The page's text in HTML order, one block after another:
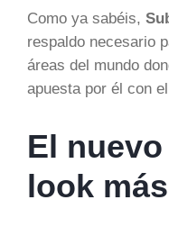
Como ya sabéis,
respaldo necesario
áreas del mundo
apuesta por él con el
El
look